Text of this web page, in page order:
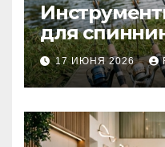
для
рыбалки:
типы
17 ИЮНЯ 2026